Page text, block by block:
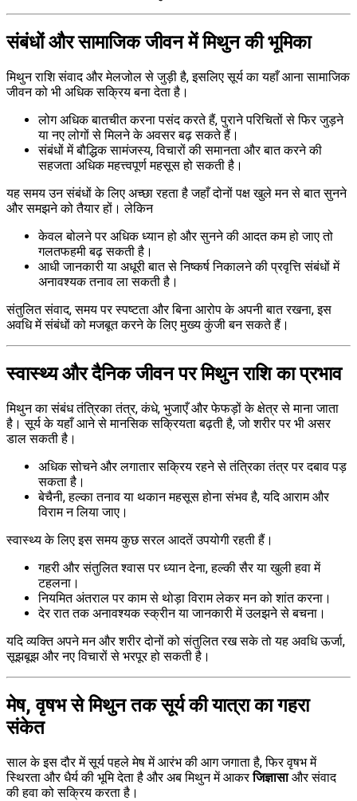
संबंधों और सामाजिक जीवन में मिथुन की भूमिका
मिथुन राशि संवाद और मेलजोल से जुड़ी है, इसलिए सूर्य का यहाँ आना सामाजिक
जीवन को भी अधिक सक्रिय बना देता है।
लोग अधिक बातचीत करना पसंद करते हैं, पुराने परिचितों से फिर जुड़ने
या नए लोगों से मिलने के अवसर बढ़ सकते हैं।
संबंधों में बौद्धिक सामंजस्य, विचारों की समानता और बात करने की
सहजता अधिक महत्त्वपूर्ण महसूस हो सकती है।
यह समय उन संबंधों के लिए अच्छा रहता है जहाँ दोनों पक्ष खुले मन से बात सुनने
और समझने को तैयार हों। लेकिन
केवल बोलने पर अधिक ध्यान हो और सुनने की आदत कम हो जाए तो
गलतफहमी बढ़ सकती है।
आधी जानकारी या अधूरी बात से निष्कर्ष निकालने की प्रवृत्ति संबंधों में
अनावश्यक तनाव ला सकती है।
संतुलित संवाद, समय पर स्पष्टता और बिना आरोप के अपनी बात रखना, इस
अवधि में संबंधों को मजबूत करने के लिए मुख्य कुंजी बन सकते हैं।
स्वास्थ्य और दैनिक जीवन पर मिथुन राशि का प्रभाव
मिथुन का संबंध तंत्रिका तंत्र, कंधे, भुजाएँ और फेफड़ों के क्षेत्र से माना जाता
है। सूर्य के यहाँ आने से मानसिक सक्रियता बढ़ती है, जो शरीर पर भी असर
डाल सकती है।
अधिक सोचने और लगातार सक्रिय रहने से तंत्रिका तंत्र पर दबाव पड़
सकता है।
बेचैनी, हल्का तनाव या थकान महसूस होना संभव है, यदि आराम और
विराम न लिया जाए।
स्वास्थ्य के लिए इस समय कुछ सरल आदतें उपयोगी रहती हैं।
गहरी और संतुलित श्वास पर ध्यान देना, हल्की सैर या खुली हवा में
टहलना।
नियमित अंतराल पर काम से थोड़ा विराम लेकर मन को शांत करना।
देर रात तक अनावश्यक स्क्रीन या जानकारी में उलझने से बचना।
यदि व्यक्ति अपने मन और शरीर दोनों को संतुलित रख सके तो यह अवधि ऊर्जा,
सूझबूझ और नए विचारों से भरपूर हो सकती है।
मेष, वृषभ से मिथुन तक सूर्य की यात्रा का गहरा
संकेत
साल के इस दौर में सूर्य पहले मेष में आरंभ की आग जगाता है, फिर वृषभ में
स्थिरता और धैर्य की भूमि देता है और अब मिथुन में आकरजिज्ञासाऔर संवाद
की हवा को सक्रिय करता है।